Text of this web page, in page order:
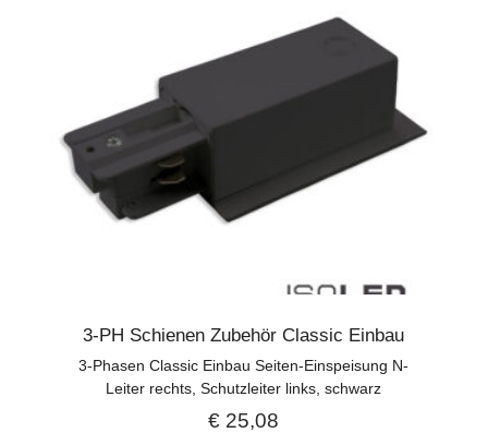
3-PH Schienen Zubehör Classic Einbau
3-Phasen Classic Einbau Seiten-Einspeisung N-
Leiter rechts, Schutzleiter links, schwarz
€ 25,08